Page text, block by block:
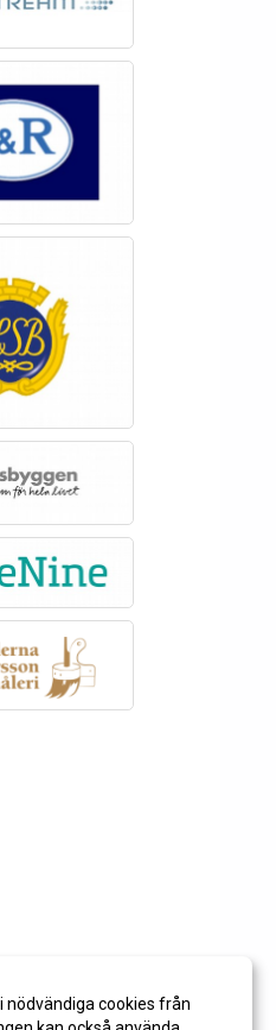
nödvändiga cookies från